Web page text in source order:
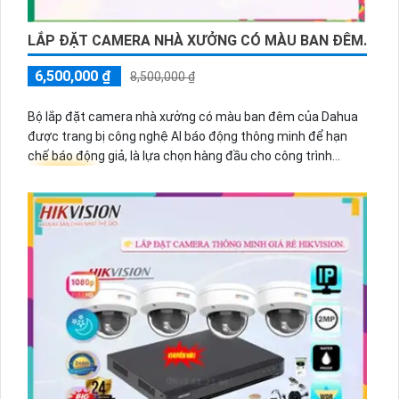
LẮP ĐẶT CAMERA NHÀ XƯỞNG CÓ MÀU BAN ĐÊM.
6,500,000 ₫ 8,500,000 ₫
Bộ lắp đặt camera nhà xưởng có màu ban đêm của Dahua
được trang bị công nghệ AI báo động thông minh để hạn
chế báo động giả, là lựa chọn hàng đầu cho công trình
Bộ lắp đặt này bao gồm các camera có khả năng ghi hình
màu trong điều kiện ánh sáng yếu hoặc vắng sáng, giúp
quan sát rõ nét vào ban đêm. 💯
đặc biệt chất lượng trong việc giám sát nhà xưởng hoặc
các khu vực bị tối tăm, giúp người dùng dễ dàng nhận biết
mọi hoạt động ngay cả trong bóng tối.
Bên cạnh đó, công nghệ AI báo động thông minh của Dahua
được tích hợp vào các camera, giúp nhận dạng chính xác
các sự kiện và hạn chế báo động giả. Hệ thống có khả năng
phân biệt giữa người và vật thể, tránh việc nhận diện sai
sót và không gây ra sự phiền toái khi phát hiện các hiện